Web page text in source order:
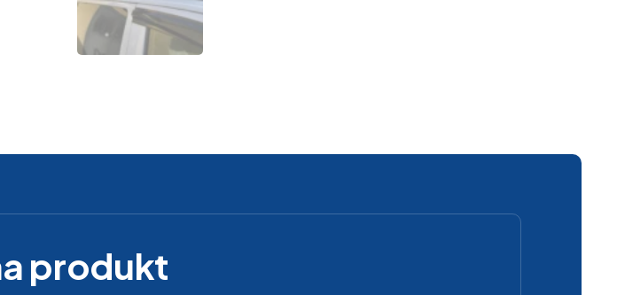
produkt